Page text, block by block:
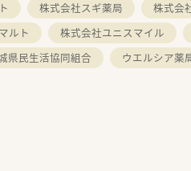
株式会社スギ薬局 株式会
ルト 株式会社ユニスマイル
県民生活協同組合 ウエルシア薬